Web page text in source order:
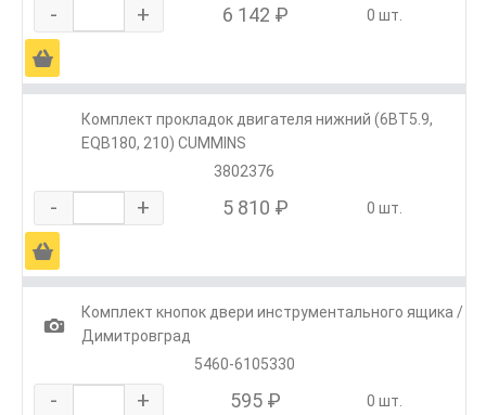
- + 6 142 ₽ 0 шт.
Ä
Комплект прокладок двигателя нижний (6BT5.9,
EQB180, 210) CUMMINS
3802376
- + 5 810 ₽ 0 шт.
Ä
1
Комплект кнопок двери инструментального ящика /
Димитровград
5460-6105330
- + 595 ₽ 0 шт.